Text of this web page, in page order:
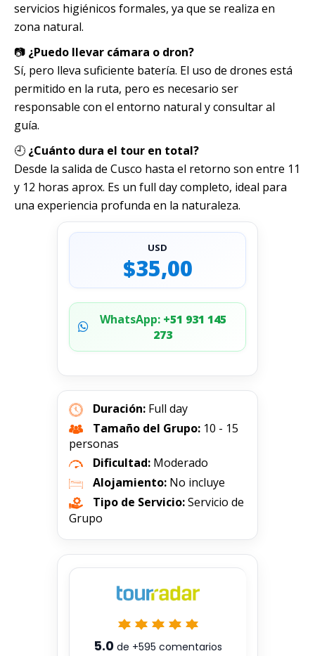
servicios higiénicos formales, ya que se realiza en
zona natural.
📷 ¿Puedo llevar cámara o dron?
Sí, pero lleva suficiente batería. El uso de drones está
permitido en la ruta, pero es necesario ser
responsable con el entorno natural y consultar al
guía.
🕘 ¿Cuánto dura el tour en total?
Desde la salida de Cusco hasta el retorno son entre 11
y 12 horas aprox. Es un full day completo, ideal para
una experiencia profunda en la naturaleza.
USD
$35,00
WhatsApp:+51 931 145
273
Duración: Full day
Tamaño del Grupo: 10 - 15
personas
Dificultad: Moderado
Alojamiento: No incluye
Tipo de Servicio:Servicio de
Grupo
5.0 de +595 comentarios